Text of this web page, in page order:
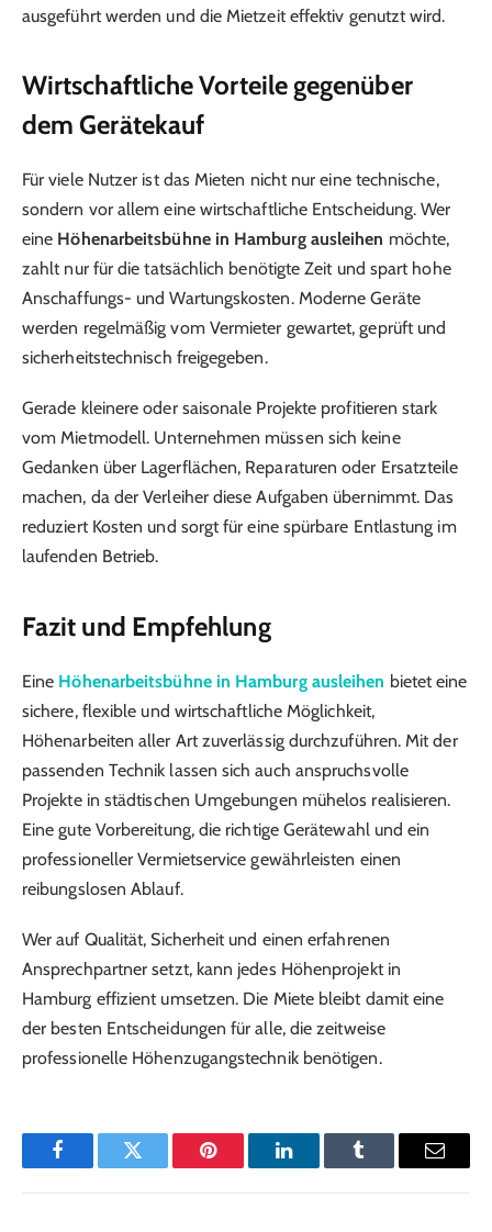
ausgeführt werden und die Mietzeit effektiv genutzt wird.
Wirtschaftliche Vorteile gegenüber
dem Gerätekauf
Für viele Nutzer ist das Mieten nicht nur eine technische,
sondern vor allem eine wirtschaftliche Entscheidung. Wer
eine Höhenarbeitsbühne in Hamburg ausleihen möchte,
zahlt nur für die tatsächlich benötigte Zeit und spart hohe
Anschaffungs- und Wartungskosten. Moderne Geräte
werden regelmäßig vom Vermieter gewartet, geprüft und
sicherheitstechnisch freigegeben.
Gerade kleinere oder saisonale Projekte profitieren stark
vom Mietmodell. Unternehmen müssen sich keine
Gedanken über Lagerflächen, Reparaturen oder Ersatzteile
machen, da der Verleiher diese Aufgaben übernimmt. Das
reduziert Kosten und sorgt für eine spürbare Entlastung im
laufenden Betrieb.
Fazit und Empfehlung
Eine Höhenarbeitsbühne in Hamburg ausleihen bietet eine
sichere, flexible und wirtschaftliche Möglichkeit,
Höhenarbeiten aller Art zuverlässig durchzuführen. Mit der
passenden Technik lassen sich auch anspruchsvolle
Projekte in städtischen Umgebungen mühelos realisieren.
Eine gute Vorbereitung, die richtige Gerätewahl und ein
professioneller Vermietservice gewährleisten einen
reibungslosen Ablauf.
Wer auf Qualität, Sicherheit und einen erfahrenen
Ansprechpartner setzt, kann jedes Höhenprojekt in
Hamburg effizient umsetzen. Die Miete bleibt damit eine
der besten Entscheidungen für alle, die zeitweise
professionelle Höhenzugangstechnik benötigen.
FacebookTwitter Pinterest LinkedInTumblr Email